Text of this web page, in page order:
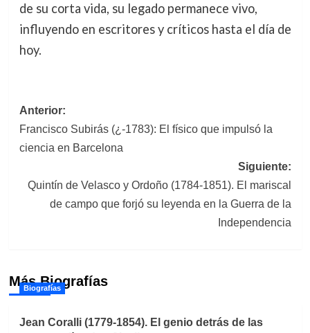
de su corta vida, su legado permanece vivo,
influyendo en escritores y críticos hasta el día de
hoy.
Navegación
de
Anterior:
Francisco Subirás (¿-1783): El físico que impulsó la
ciencia en Barcelona
Siguiente:
Quintín de Velasco y Ordoño (1784-1851). El mariscal
de campo que forjó su leyenda en la Guerra de la
Independencia
Más Biografías
Biografías
Jean Coralli (1779-1854). El genio detrás de las